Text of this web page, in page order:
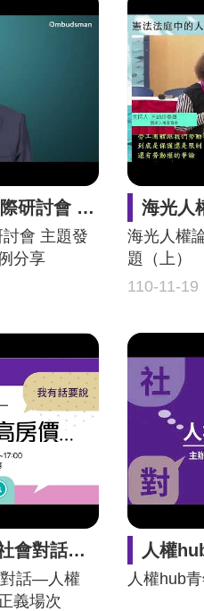
分享 主講人Peter Boshier
會 主題發
分享
海光人權論
110-11-19
海光人權
題（上）
青年居住正義場次
對話—人權
義場次
人權
人權hub